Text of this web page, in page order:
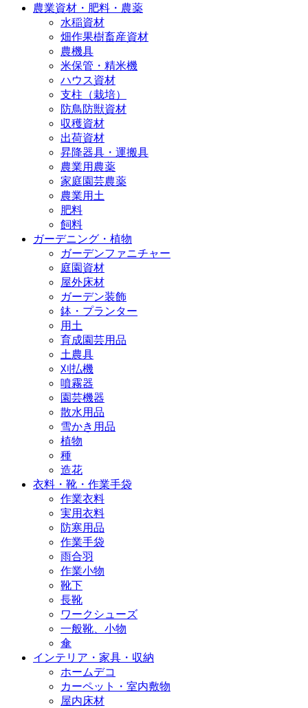
農業資材・肥料・農薬
水稲資材
畑作果樹畜産資材
農機具
米保管・精米機
ハウス資材
支柱（栽培）
防鳥防獣資材
収穫資材
出荷資材
昇降器具・運搬具
農業用農薬
家庭園芸農薬
農業用土
肥料
飼料
ガーデニング・植物
ガーデンファニチャー
庭園資材
屋外床材
ガーデン装飾
鉢・プランター
用土
育成園芸用品
土農具
刈払機
噴霧器
園芸機器
散水用品
雪かき用品
植物
種
造花
衣料・靴・作業手袋
作業衣料
実用衣料
防寒用品
作業手袋
雨合羽
作業小物
靴下
長靴
ワークシューズ
一般靴、小物
傘
インテリア・家具・収納
ホームデコ
カーペット・室内敷物
屋内床材